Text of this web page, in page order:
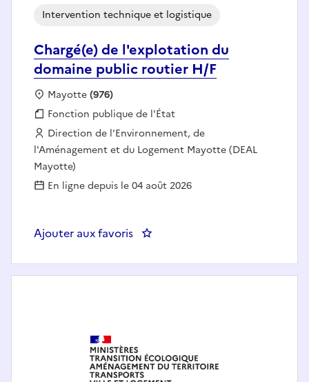
Chargé(e) de l'explotation du
domaine public routier H/F
Intervention technique et logistique
Localisation :
Mayotte(976)
Fonction publique :
Fonction publique de l'État
Employeur :
Direction de l'Environnement, de
l'Aménagement et du Logement Mayotte (DEAL
Mayotte)
En ligne depuis le 04 août 2026
Ajouter aux favoris : Chargé(e) de l'explotation du